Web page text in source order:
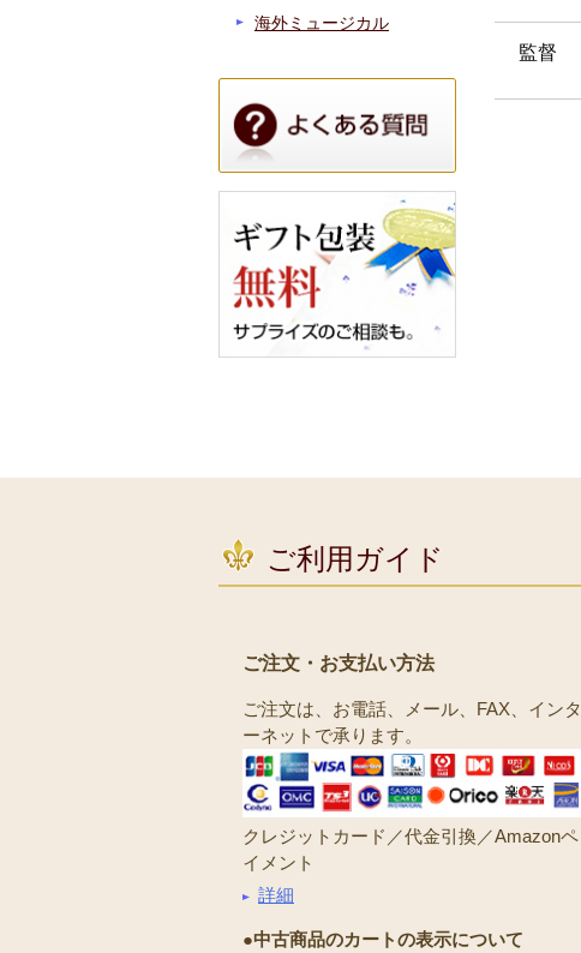
監督
海外ミュージカル
ご利用ガイド
ご注文・お支払い方法
ご注文は、お電話、メール、FAX、インタ
ーネットで承ります。
クレジットカード／代金引換／Amazonペ
イメント
詳細
●中古商品のカートの表示について